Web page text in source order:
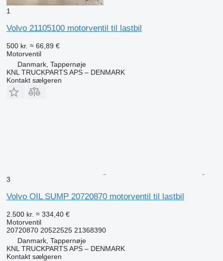
1
Volvo 21105100 motorventil til lastbil
500 kr. ≈ 66,89 €
Motorventil
Danmark, Tappernøje
KNL TRUCKPARTS APS – DENMARK
Kontakt sælgeren
3
Volvo OIL SUMP 20720870 motorventil til lastbil
2.500 kr. ≈ 334,40 €
Motorventil
20720870 20522525 21368390
Danmark, Tappernøje
KNL TRUCKPARTS APS – DENMARK
Kontakt sælgeren